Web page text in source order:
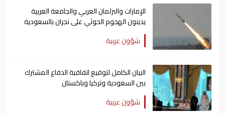
الإمارات والبرلمان العربي والجامعة العربية
يدينون الهجوم الحوثي على نجران بالسعودية
شؤون عربية
البيان الكامل لتوقيع اتفاقية الدفاع المشترك
بين السعودية وتركيا وباكستان
شؤون عربية